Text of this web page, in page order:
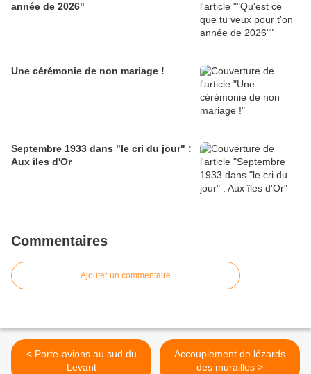
année de 2026"
Une cérémonie de non mariage !
Septembre 1933 dans "le cri du jour" :
Aux îles d'Or
Commentaires
Ajouter un commentaire
< Porte-avions au sud du
Levant
Accouplement de lézards
des murailles >